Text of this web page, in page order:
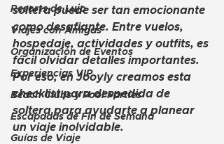
Resorts de Lujo
Viajes con Amigas
Organización de Eventos
Experiencias VIP
Beach Clubs y Pool Parties
Escapadas de Fin de Semana
Guías de Viaje
soltera puede ser tan emocionante
como desafiante. Entre vuelos,
hospedaje, actividades y outfits, es
fácil olvidar detalles importantes.
Por eso, en Jooyly creamos esta
checklist para despedida de
soltera para ayudarte a planear
un viaje inolvidable.